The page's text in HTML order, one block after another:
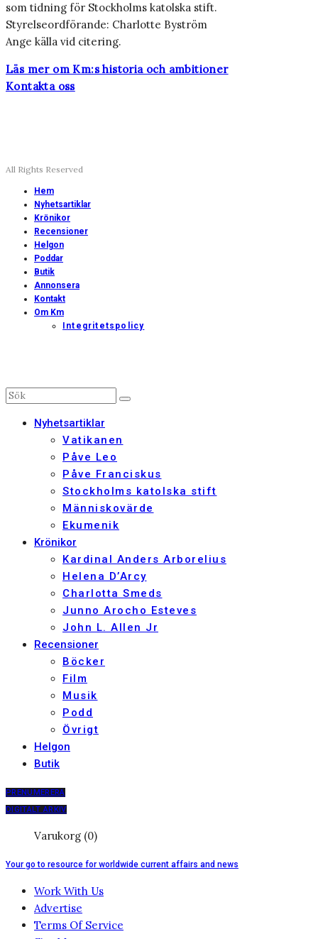
som tidning för Stockholms katolska stift.
Styrelseordförande: Charlotte Byström
Ange källa vid citering.
Läs mer om Km:s historia och ambitioner
Kontakta oss
All Rights Reserved
Hem
Nyhetsartiklar
Krönikor
Recensioner
Helgon
Poddar
Butik
Annonsera
Kontakt
Om Km
Integritetspolicy
Nyhetsartiklar
Vatikanen
Påve Leo
Påve Franciskus
Stockholms katolska stift
Människovärde
Ekumenik
Krönikor
Kardinal Anders Arborelius
Helena D’Arcy
Charlotta Smeds
Junno Arocho Esteves
John L. Allen Jr
Recensioner
Böcker
Film
Musik
Podd
Övrigt
Helgon
Butik
PRENUMERERA
DIGITALT ARKIV
Varukorg (0)
Your go to resource for worldwide current affairs and news
Work With Us
Advertise
Terms Of Service